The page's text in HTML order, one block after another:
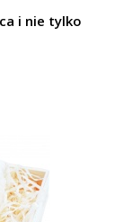
i nie tylko